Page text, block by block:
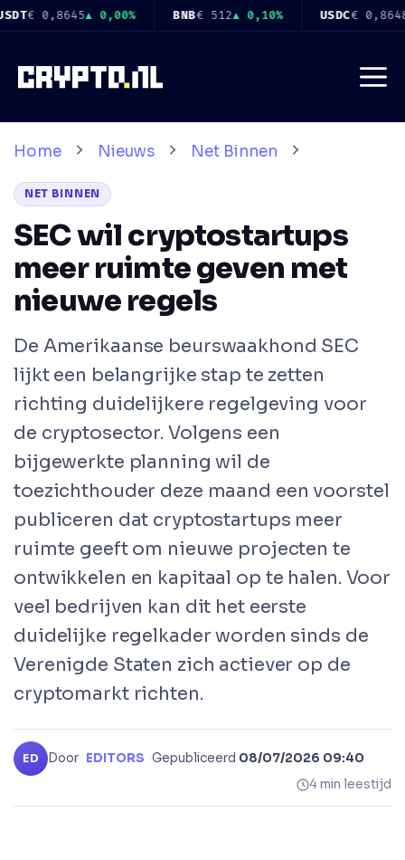
Ga
inhoud
USDC€ 0,8648 ▲ 0,00% XRP€ 0,9019 ▲ 0,50%
Home Nieuws Net Binnen
NET BINNEN
SEC wil cryptostartups
meer ruimte geven met
nieuwe regels
De Amerikaanse beurswaakhond SEC
lijkt een belangrijke stap te zetten
richting duidelijkere regelgeving voor
de cryptosector. Volgens een
bijgewerkte planning wil de
toezichthouder deze maand een voorstel
publiceren dat cryptostartups meer
ruimte geeft om nieuwe projecten te
ontwikkelen en kapitaal op te halen. Voor
veel bedrijven kan dit het eerste
duidelijke regelkader worden sinds de
Verenigde Staten zich actiever op de
cryptomarkt richten.
ED Door EDITORS ·Gepubliceerd 08/07/2026 09:40
4 min leestijd